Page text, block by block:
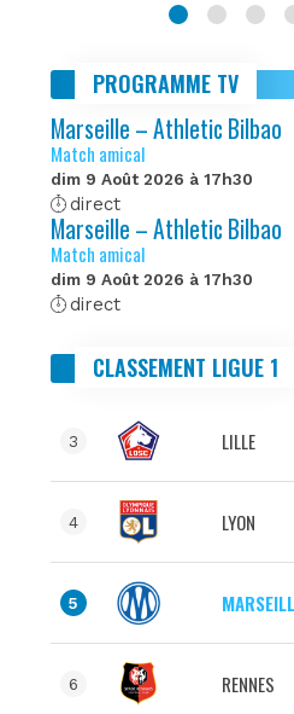
PROGRAMME TV
Marseille – Athletic Bilbao
Match amical
dim 9 Août 2026 à 17h30
direct
Marseille – Athletic Bilbao
Match amical
dim 9 Août 2026 à 17h30
direct
CLASSEMENT LIGUE 1
3 LILLE
4 LYON
5
6 RENNES